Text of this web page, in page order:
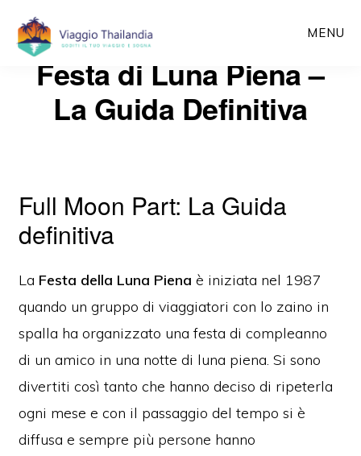
Passa
contenuto
MENU
Festa di Luna Piena –
La Guida Definitiva
Full Moon Part: La Guida
definitiva
La Festa della Luna Piena è iniziata nel 1987
quando un gruppo di viaggiatori con lo zaino in
spalla ha organizzato una festa di compleanno
di un amico in una notte di luna piena. Si sono
divertiti così tanto che hanno deciso di ripeterla
ogni mese e con il passaggio del tempo si è
diffusa e sempre più persone hanno